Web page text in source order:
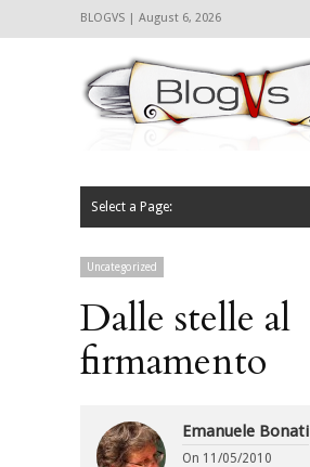
BLOGVS | August 6, 2026
Select a Page:
Uncategorized
Dalle stelle al
firmamento
Emanuele Bonati
On 11/05/2010